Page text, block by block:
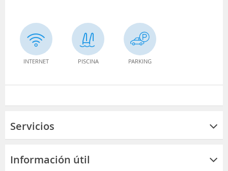
INTERNET PISCINA PARKING
Servicios
Información útil